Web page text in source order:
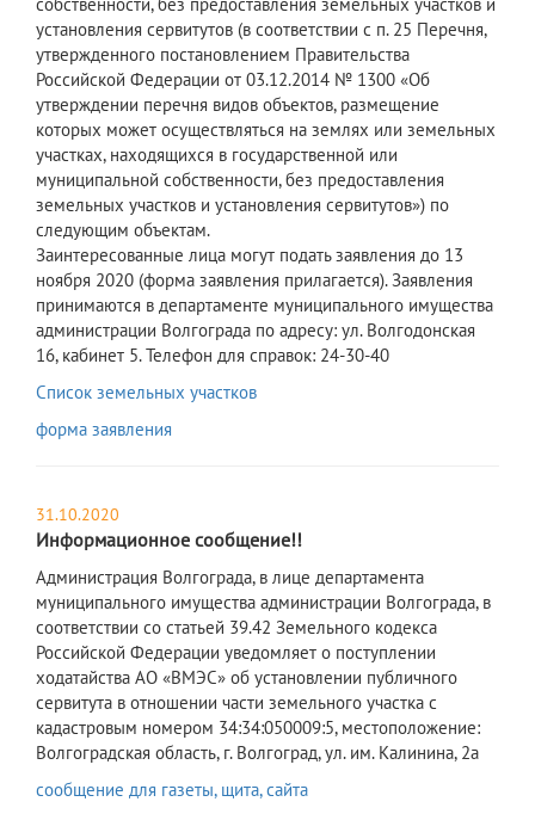
установления сервитутов (в соответствии с п. 25 Перечня,
утвержденного постановлением Правительства
Российской Федерации от 03.12.2014 № 1300 «Об
утверждении перечня видов объектов, размещение
которых может осуществляться на землях или земельных
участках, находящихся в государственной или
муниципальной собственности, без предоставления
земельных участков и установления сервитутов») по
следующим объектам.
Заинтересованные лица могут подать заявления до 13
ноября 2020 (форма заявления прилагается). Заявления
принимаются в департаменте муниципального имущества
администрации Волгограда по адресу: ул. Волгодонская
16, кабинет 5. Телефон для справок: 24-30-40
Список земельных участков
форма заявления
31.10.2020
Информационное сообщение!!
Администрация Волгограда, в лице департамента
муниципального имущества администрации Волгограда, в
соответствии со статьей 39.42 Земельного кодекса
Российской Федерации уведомляет о поступлении
ходатайства АО «ВМЭС» об установлении публичного
сервитута в отношении части земельного участка с
кадастровым номером 34:34:050009:5, местоположение:
Волгоградская область, г. Волгоград, ул. им. Калинина, 2а
сообщение для газеты, щита, сайта